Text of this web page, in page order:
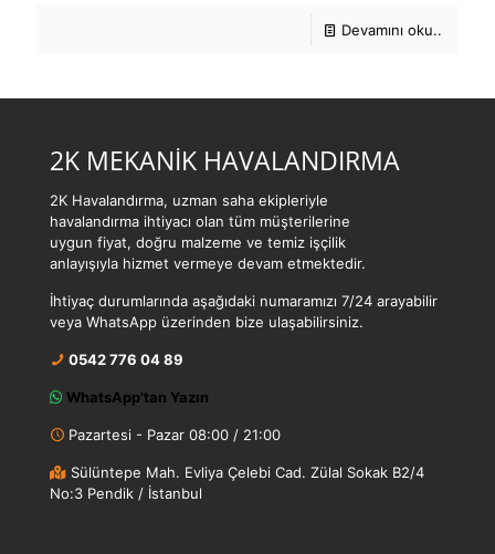
Devamını oku..
2K MEKANİK HAVALANDIRMA
2K Havalandırma, uzman saha ekipleriyle
havalandırma ihtiyacı olan tüm müşterilerine
uygun fiyat, doğru malzeme ve temiz işçilik
anlayışıyla hizmet vermeye devam etmektedir.
İhtiyaç durumlarında aşağıdaki numaramızı 7/24 arayabilir
veya WhatsApp üzerinden bize ulaşabilirsiniz.
0542 776 04 89
WhatsApp'tan Yazın
Pazartesi - Pazar 08:00 / 21:00
Sülüntepe Mah. Evliya Çelebi Cad. Zülal Sokak B2/4
No:3 Pendik / İstanbul